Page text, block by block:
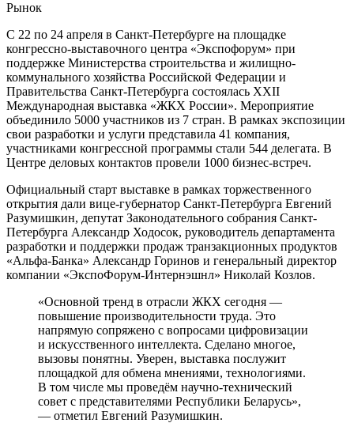
Рынок
С 22 по 24 апреля в Санкт-Петербурге на площадке
конгрессно-выставочного центра «Экспофорум» при
поддержке Министерства строительства и жилищно-
коммунального хозяйства Российской Федерации и
Правительства Санкт-Петербурга состоялась XXII
Международная выставка «ЖКХ России». Мероприятие
объединило 5000 участников из 7 стран. В рамках экспозиции
свои разработки и услуги представила 41 компания,
участниками конгрессной программы стали 544 делегата. В
Центре деловых контактов провели 1000 бизнес-встреч.
Официальный старт выставке в рамках торжественного
открытия дали вице-губернатор Санкт-Петербурга Евгений
Разумишкин, депутат Законодательного собрания Санкт-
Петербурга Александр Ходосок, руководитель департамента
разработки и поддержки продаж транзакционных продуктов
«Альфа-Банка» Александр Горинов и генеральный директор
компании «ЭкспоФорум-Интернэшнл» Николай Козлов.
«Основной тренд в отрасли ЖКХ сегодня —
повышение производительности труда. Это
напрямую сопряжено с вопросами цифровизации
и искусственного интеллекта. Сделано многое,
вызовы понятны. Уверен, выставка послужит
площадкой для обмена мнениями, технологиями.
В том числе мы проведём научно-технический
совет с представителями Республики Беларусь»,
— отметил Евгений Разумишкин.